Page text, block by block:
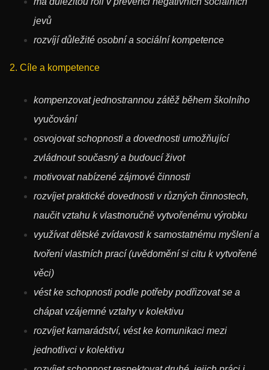
jevů
rozvíjí důležité osobní a sociální kompetence
2. Cíle a kompetence
kompenzovat jednostrannou zátěž během školního
vyučování
osvojovat schopnosti a dovednosti umožňující
zvládnout současný a budoucí život
motivovat nabízené zájmové činnosti
rozvíjet praktické dovednosti v různých činnostech,
naučit vztahu k vlastnoručně vytvořenému výrobku
využívat dětské zvídavosti k samostatnému myšlení a
tvoření vlastních prací (uvědomění si citu k vytvořené
věci)
vést ke schopnosti podle potřeby podřizovat se a
chápat vzájemné vztahy v kolektivu
rozvíjet kamarádství, vést ke komunikaci mezi
jednotlivci v kolektivu